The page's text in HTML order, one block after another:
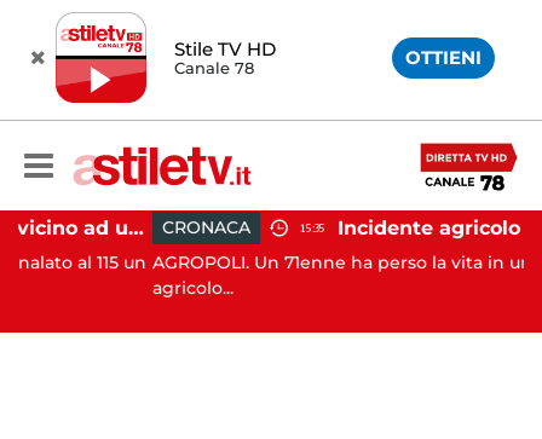
Stile TV HD
Canale 78 OTTIENI
Salerno, incendio vicino ad un traliccio: tempestivi i soccorsi
al 115 un
CRONACA 15:35
AGROPOLI. Un 71enne ha perso la vita in un
agricolo...